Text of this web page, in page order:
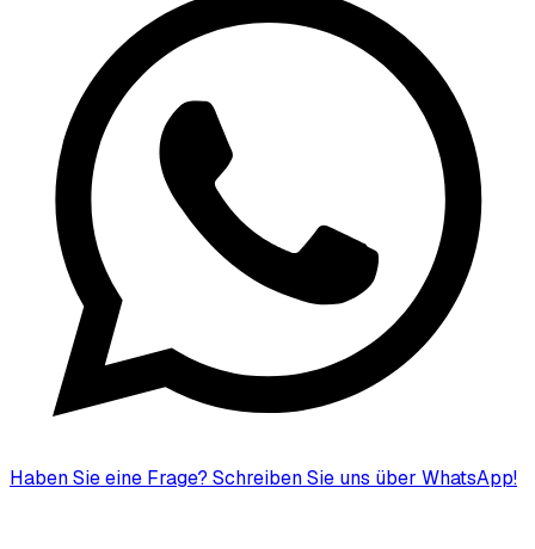
Haben Sie eine Frage? Schreiben Sie uns über WhatsApp!